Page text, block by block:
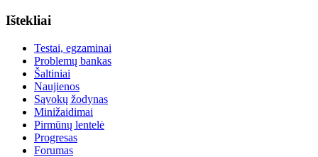
Ištekliai
Testai, egzaminai
Problemų bankas
Šaltiniai
Naujienos
Sąvokų žodynas
Minižaidimai
Pirmūnų lentelė
Progresas
Forumas